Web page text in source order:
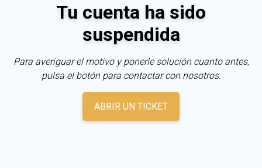
Tu cuenta ha sido
suspendida
Para averiguar el motivo y ponerle solución cuanto antes,
pulsa el botón para contactar con nosotros.
ABRIR UN TICKET